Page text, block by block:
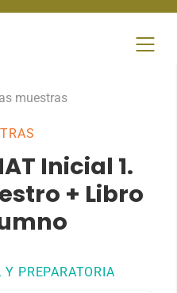
muestras
Inicial 1.
+ Libro
Y PREPARATORIA